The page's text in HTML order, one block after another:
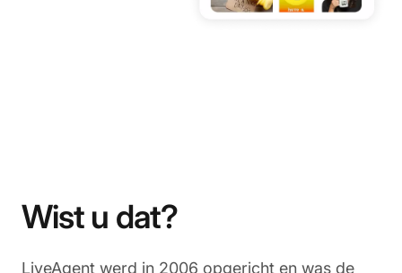
Wist u dat?
LiveAgent werd in 2006 opgericht en was de